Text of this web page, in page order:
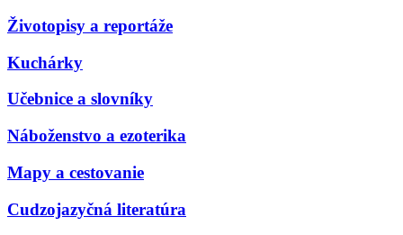
Životopisy a reportáže
Kuchárky
Učebnice a slovníky
Náboženstvo a ezoterika
Mapy a cestovanie
Cudzojazyčná literatúra